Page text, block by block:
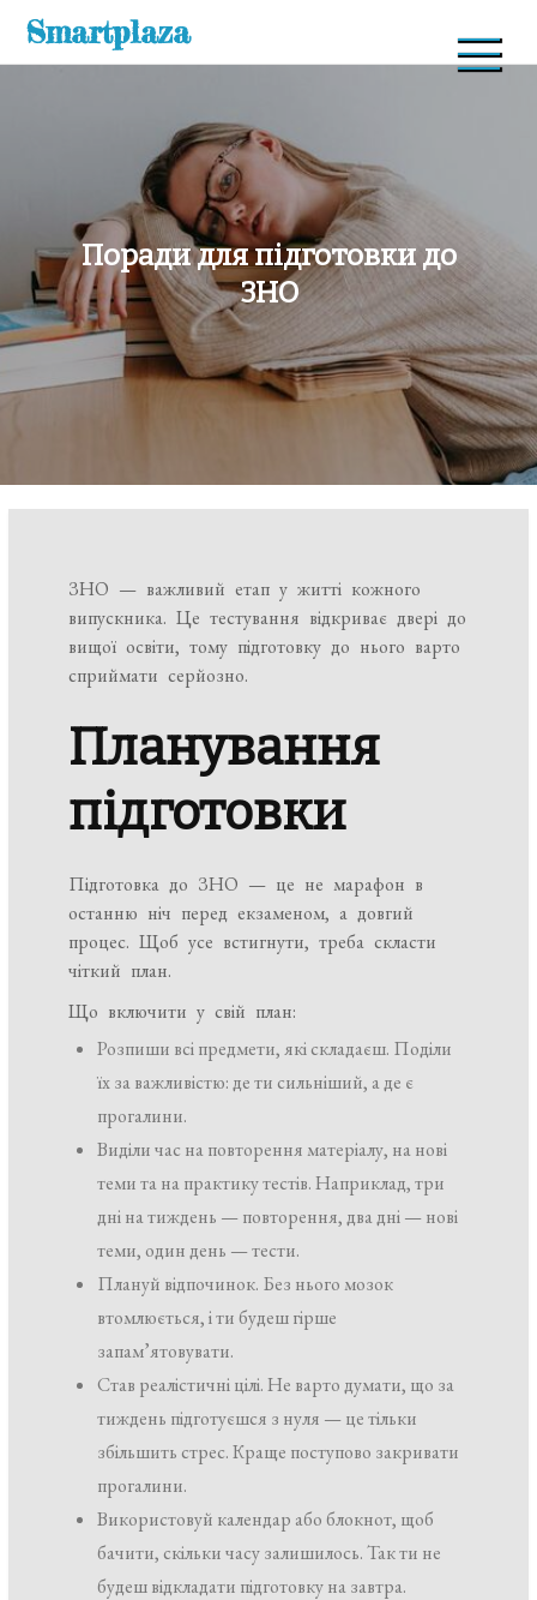
SkipSmartplaza
Поради для підготовки до
ЗНО
ЗНО — важливий етап у житті кожного
випускника. Це тестування відкриває двері до
вищої освіти, тому підготовку до нього варто
сприймати серйозно.
Планування
підготовки
Підготовка до ЗНО — це не марафон в
останню ніч перед екзаменом, а довгий
процес. Щоб усе встигнути, треба скласти
чіткий план.
Що включити у свій план:
Розпиши всі предмети, які складаєш. Поділи
їх за важливістю: де ти сильніший, а де є
прогалини.
Виділи час на повторення матеріалу, на нові
теми та на практику тестів. Наприклад, три
дні на тиждень — повторення, два дні — нові
теми, один день — тести.
Плануй відпочинок. Без нього мозок
втомлюється, і ти будеш гірше
запам’ятовувати.
Став реалістичні цілі. Не варто думати, що за
тиждень підготуєшся з нуля — це тільки
збільшить стрес. Краще поступово закривати
прогалини.
Використовуй календар або блокнот, щоб
бачити, скільки часу залишилось. Так ти не
будеш відкладати підготовку на завтра.